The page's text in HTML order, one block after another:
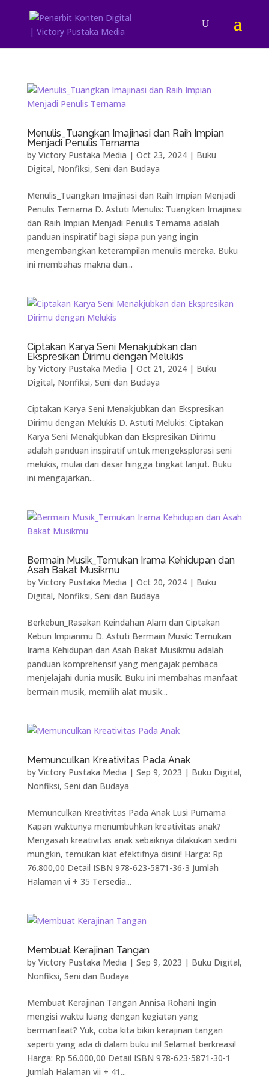
Menulis_Tuangkan Imajinasi dan Raih Impian
Menjadi Penulis Ternama
by Victory Pustaka Media | Oct 23, 2024| Buku
Digital, Nonfiksi, Seni dan Budaya
Menulis_Tuangkan Imajinasi dan Raih Impian Menjadi
Penulis Ternama D. Astuti Menulis: Tuangkan Imajinasi
dan Raih Impian Menjadi Penulis Ternama adalah
panduan inspiratif bagi siapa pun yang ingin
mengembangkan keterampilan menulis mereka. Buku
ini membahas makna dan...
Ciptakan Karya Seni Menakjubkan dan
Ekspresikan Dirimu dengan Melukis
by Victory Pustaka Media | Oct 21, 2024| Buku
Digital, Nonfiksi, Seni dan Budaya
Ciptakan Karya Seni Menakjubkan dan Ekspresikan
Dirimu dengan Melukis D. Astuti Melukis: Ciptakan
Karya Seni Menakjubkan dan Ekspresikan Dirimu
adalah panduan inspiratif untuk mengeksplorasi seni
melukis, mulai dari dasar hingga tingkat lanjut. Buku
ini mengajarkan...
Bermain Musik_Temukan Irama Kehidupan dan
Asah Bakat Musikmu
by Victory Pustaka Media | Oct 20, 2024| Buku
Digital, Nonfiksi, Seni dan Budaya
Berkebun_Rasakan Keindahan Alam dan Ciptakan
Kebun Impianmu D. Astuti Bermain Musik: Temukan
Irama Kehidupan dan Asah Bakat Musikmu adalah
panduan komprehensif yang mengajak pembaca
menjelajahi dunia musik. Buku ini membahas manfaat
bermain musik, memilih alat musik...
Memunculkan Kreativitas Pada Anak
by Victory Pustaka Media | Sep 9, 2023 | Buku Digital,
Nonfiksi, Seni dan Budaya
Memunculkan Kreativitas Pada Anak Lusi Purnama
Kapan waktunya menumbuhkan kreativitas anak?
Mengasah kreativitas anak sebaiknya dilakukan sedini
mungkin, temukan kiat efektifnya disini! Harga: Rp
76.800,00 Detail ISBN 978-623-5871-36-3 Jumlah
Halaman vi + 35 Tersedia...
Membuat Kerajinan Tangan
by Victory Pustaka Media | Sep 9, 2023 | Buku Digital,
Nonfiksi, Seni dan Budaya
Membuat Kerajinan Tangan Annisa Rohani Ingin
mengisi waktu luang dengan kegiatan yang
bermanfaat? Yuk, coba kita bikin kerajinan tangan
seperti yang ada di dalam buku ini! Selamat berkreasi!
Harga: Rp 56.000,00 Detail ISBN 978-623-5871-30-1
Jumlah Halaman vii + 41...